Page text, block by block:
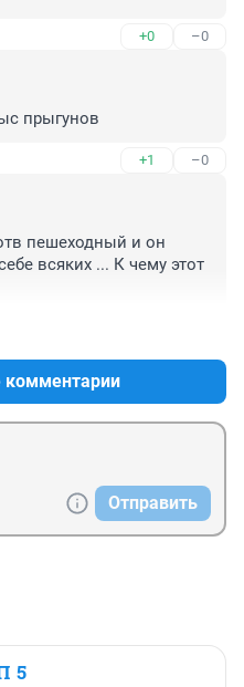
+0 –0
прыгунов
+1 –0
пешеходный и он
всяких ... К чему этот
комментарии
Отправить
5